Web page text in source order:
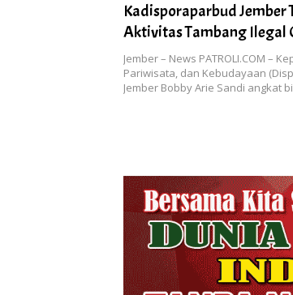
Kadisporaparbud Jember
Aktivitas Tambang Ilegal
Cagar Budaya
Jember – News PATROLI.COM –
Pariwisata, dan Kebudayaan
Jember Bobby Arie Sandi angkat